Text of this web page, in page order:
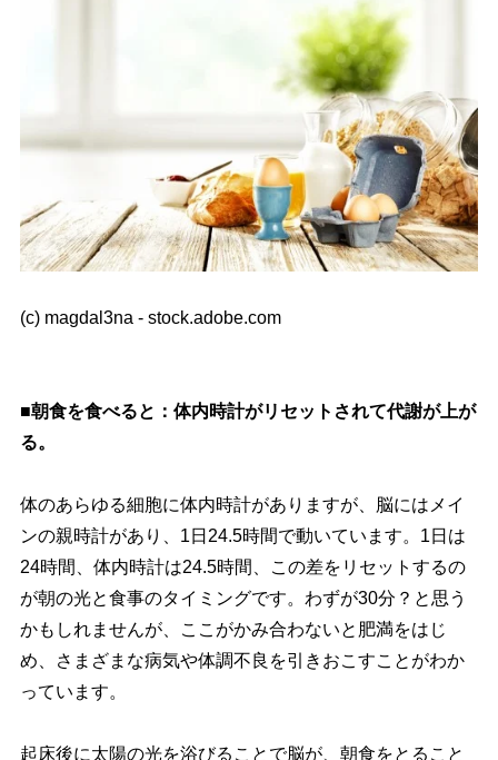
(c) magdal3na - stock.adobe.com
■朝食を食べると：体内時計がリセットされて代謝が上が
る。
体のあらゆる細胞に体内時計がありますが、脳にはメイ
ンの親時計があり、1日24.5時間で動いています。1日は
24時間、体内時計は24.5時間、この差をリセットするの
が朝の光と食事のタイミングです。わずが30分？と思う
かもしれませんが、ここがかみ合わないと肥満をはじ
め、さまざまな病気や体調不良を引きおこすことがわか
っています。
起床後に太陽の光を浴びることで脳が、朝食をとること